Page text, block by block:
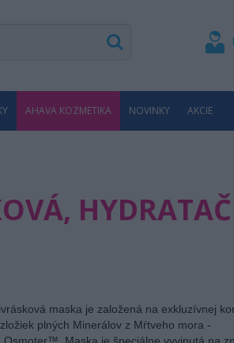
AHAVA KOZMETIKA NOVINKY AKCIE
maska je založená na exkluzívnej
plných Minerálov z Mŕtveho mora -